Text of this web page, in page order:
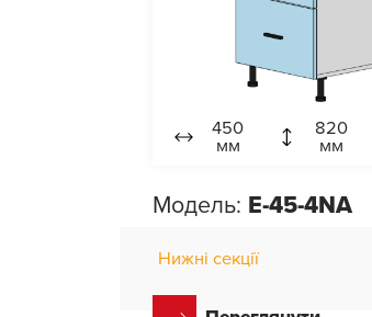
450
мм
820
мм
Модель: E-45-4NA
Нижні секції